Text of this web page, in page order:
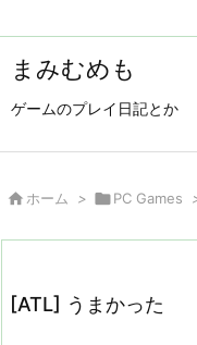
まみむめも
ゲームのプレイ日記とか
 ホーム > PC Games
[ATL] うまかった